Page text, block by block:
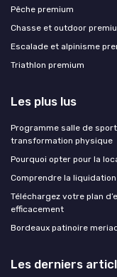
Pêche premium
Chasse et outdoor
Escalade et alpinisme
Triathlon premium
Les plus lus
Programme salle de
transformation physique
Pourquoi opter pour la
Comprendre la
Téléchargez votre plan
efficacement
Bordeaux patinoire
Les derniers